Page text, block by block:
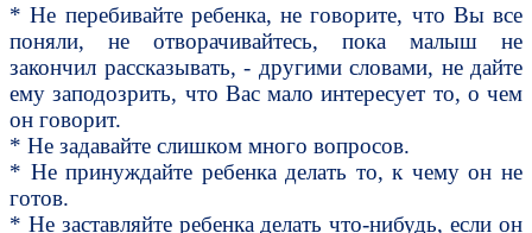
* Не перебивайте ребенка, не говорите, что Вы все
поняли, не отворачивайтесь, пока малыш не
закончил рассказывать, - другими словами, не дайте
ему заподозрить, что Вас мало интересует то, о чем
он говорит.
* Не задавайте слишком много вопросов.
* Не принуждайте ребенка делать то, к чему он не
готов.
* Не заставляйте ребенка делать что-нибудь, если он